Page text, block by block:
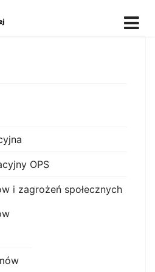
OPS
i zagrożeń społecznych